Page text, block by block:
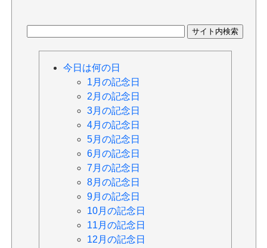
今日は何の日
1月の記念日
2月の記念日
3月の記念日
4月の記念日
5月の記念日
6月の記念日
7月の記念日
8月の記念日
9月の記念日
10月の記念日
11月の記念日
12月の記念日